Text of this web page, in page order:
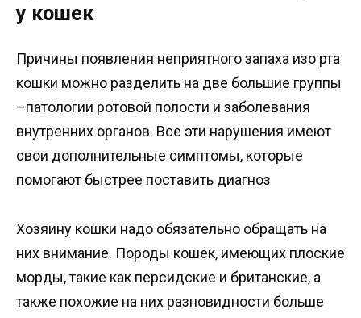
у кошек
Причины появления неприятного запаха изо рта
кошки можно разделить на две большие группы
–патологии ротовой полости и заболевания
внутренних органов. Все эти нарушения имеют
свои дополнительные симптомы, которые
помогают быстрее поставить диагноз
Хозяину кошки надо обязательно обращать на
них внимание. Породы кошек, имеющих плоские
морды, такие как персидские и британские, а
также похожие на них разновидности больше